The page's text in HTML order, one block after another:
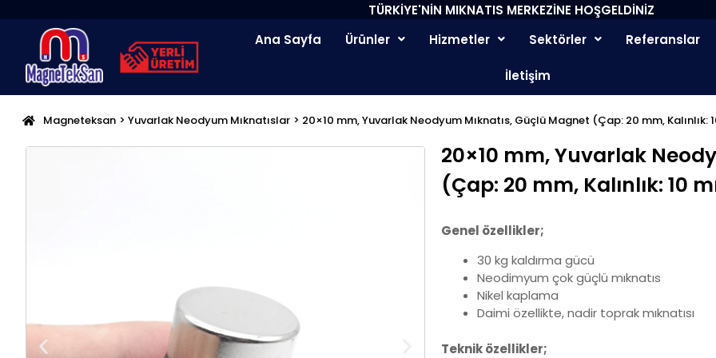
TÜRKİYE'NİN MIKNATIS MERKEZİNE HOŞGELDİNİZ
Ana Sayfa
Ürünler Hizmetler Sektörler Referanslar
İletişim
Magneteksan > Yuvarlak Neodyum Mıknatıslar > 20×10 mm, Yuvarlak Neodyum Mıknatıs, Güçlü Magnet (Çap: 20 mm, Kalınlık:
20×10 mm, Yuvarlak
(Çap: 20 mm, Kalınlık: 10
Genel özellikler;
30 kg kaldırma gücü
Neodimyum çok güçlü mıknatıs
Nikel kaplama
Daimi özellikte, nadir toprak mıknatısı
Teknik özellikler;